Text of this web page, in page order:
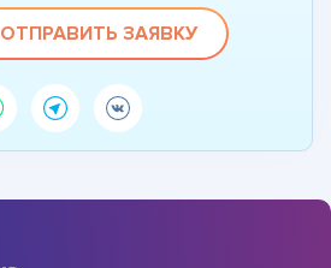
ОТПРАВИТЬ ЗАЯВКУ